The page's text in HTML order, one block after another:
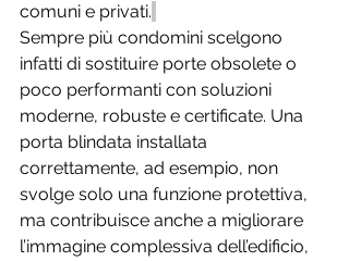
comuni e privati.
Sempre più condomini scelgono
infatti di sostituire porte obsolete o
poco performanti con soluzioni
moderne, robuste e certificate. Una
porta blindata installata
correttamente, ad esempio, non
svolge solo una funzione protettiva,
ma contribuisce anche a migliorare
l’immagine complessiva dell’edificio,